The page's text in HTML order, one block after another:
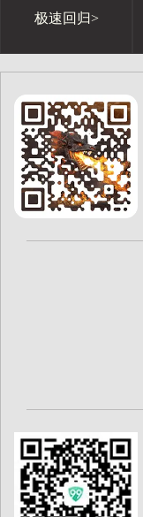
极速回归>